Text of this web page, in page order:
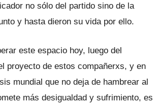
no sólo del partido sino de la
y hasta dieron su vida por ello.
este espacio hoy, luego del
proyecto de estos compañerxs, y en
mundial que no deja de hambrear al
más desigualdad y sufrimiento, es